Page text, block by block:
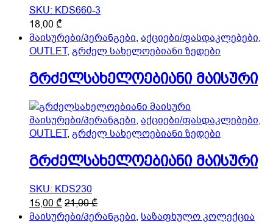
SKU: KDS660-3
18,00₾
product
has
variants.
The
options
may
be
on
the
product
page
მაისურები/პერანგები, აქციები/ფასდაკლებები,
OUTLET, გრძელ სახელოებიანი ზედები
გრძელსახელოებიანი მაისური
მაისურები/პერანგები, აქციები/ფასდაკლებები,
OUTLET, გრძელ სახელოებიანი ზედები
გრძელსახელოებიანი მაისური
SKU: KDS230
15,00₾21,00₾This
product
მაისურები/პერანგები, საზაფხულო კოლექცია